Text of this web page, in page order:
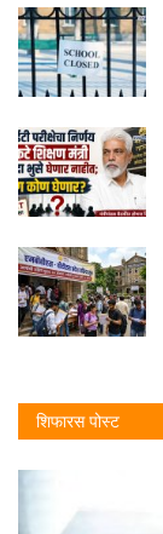
शिफारस पोस्ट